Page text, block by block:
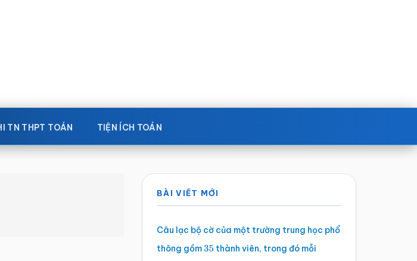
TN THPT TOÁN TIỆN ÍCH TOÁN
Sidebar
chính
BÀI VIẾT MỚI
Câu lạc bộ cờ của một trường trung học phổ
thông gồm35 thành viên, trong đó mỗi